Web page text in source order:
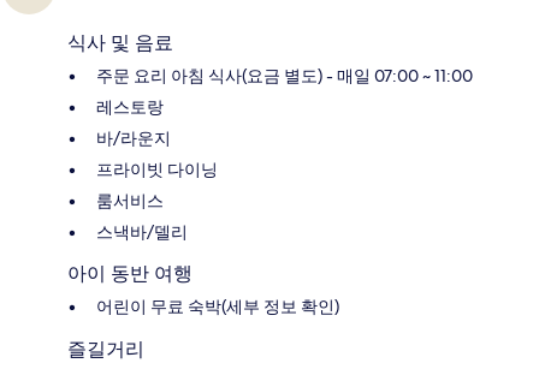
식사 및 음료
주문 요리 아침 식사(요금 별도) - 매일 07:00 ~ 11:00
레스토랑
바/라운지
프라이빗 다이닝
룸서비스
스낵바/델리
아이 동반 여행
어린이 무료 숙박(세부 정보 확인)
즐길거리